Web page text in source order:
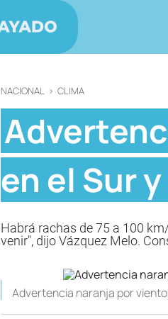
NACIONAL > CLIMA
en el Sur
Habrá rachas de 75 a 100
venir", dijo Vázquez Melo.
Advertencia naranja por